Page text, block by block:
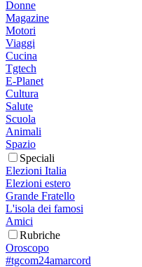
Donne
Magazine
Motori
Viaggi
Cucina
Tgtech
E-Planet
Cultura
Salute
Scuola
Animali
Spazio
Speciali
Elezioni Italia
Elezioni estero
Grande Fratello
L'isola dei famosi
Amici
Rubriche
Oroscopo
#tgcom24amarcord